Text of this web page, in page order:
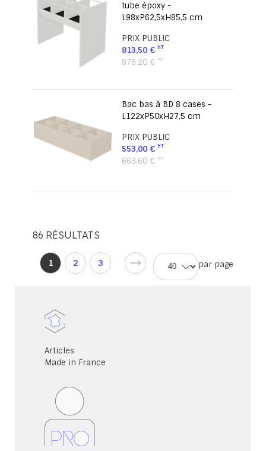
tube époxy -
L98xP62,5xH85,5 cm
PRIX PUBLIC
813,50 €
976,20 €
Bac bas à BD 8 cases -
L122xP50xH27,5 cm
PRIX PUBLIC
553,00 €
663,60 €
86 RÉSULTATS
d'accueil
Vous
lisez
page
1
Page
2
Page
3 par page
Articles
Made in France